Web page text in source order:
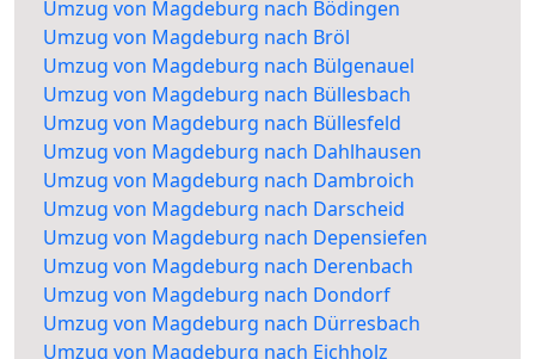
Umzug von Magdeburg nach Bödingen
Umzug von Magdeburg nach Bröl
Umzug von Magdeburg nach Bülgenauel
Umzug von Magdeburg nach Büllesbach
Umzug von Magdeburg nach Büllesfeld
Umzug von Magdeburg nach Dahlhausen
Umzug von Magdeburg nach Dambroich
Umzug von Magdeburg nach Darscheid
Umzug von Magdeburg nach Depensiefen
Umzug von Magdeburg nach Derenbach
Umzug von Magdeburg nach Dondorf
Umzug von Magdeburg nach Dürresbach
Umzug von Magdeburg nach Eichholz